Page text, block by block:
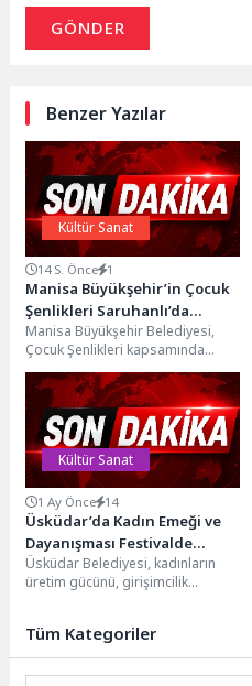
GÖNDER
Benzer Yazılar
Kültür Sanat
14 S. Önce 1
Manisa Büyükşehir’in Çocuk
Şenlikleri Saruhanlı’da
Yüzleri Gülümsetti
Manisa Büyükşehir Belediyesi,
Çocuk Şenlikleri kapsamında
Saruhanlı’da düzenlediği
etkinliklerle çocukları eğlence dolu
bir günle buluşturdu....
Kültür Sanat
1 Ay Önce 14
Üsküdar’da Kadın Emeği ve
Dayanışması Festivalde
Buluşuyor
Üsküdar Belediyesi, kadınların
üretim gücünü, girişimcilik
amacıyla “Üreten Kadınlar...
Tüm Kategoriler